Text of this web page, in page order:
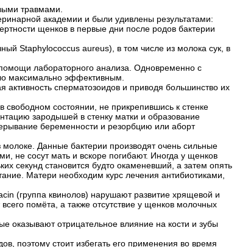
травмами.
академии и были удивлены результатами:
щенков в первые дни после родов бактерии
Staphylococcus aureus), в том числе из молока сук, в
лабораторного анализа. Одновременно с
максимально эффективным.
активность сперматозоидов и приводя большинство их
состоянии, не прикрепившись к стенке
зародышей в стенку матки и образование
беременности и резорбцию или аборт
Данные бактерии производят очень сильные
не сосут мать и вскоре погибают. Иногда у щенков
секунд становится будто окаменевший, а затем опять
Матери необходим курс лечения антибиотиками,
(группа квинолов) нарушают развитие хрящевой и
помёта, а также отсутствие у щенков молочных
оказывают отрицательное влияние на кости и зубы
поэтому стоит избегать его применения во время